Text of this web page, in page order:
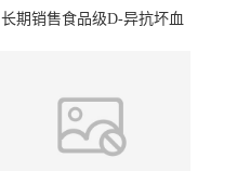
长期销售食品级D-异抗坏血